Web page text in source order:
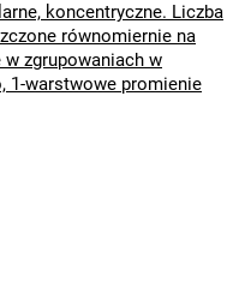
koncentryczne. Liczba
równomiernie na
zgrupowaniach w
1-warstwowe promienie